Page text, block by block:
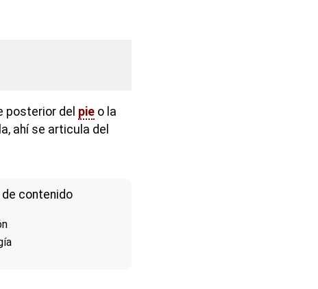
posterior del pie o la
ahí se articula del
de contenido